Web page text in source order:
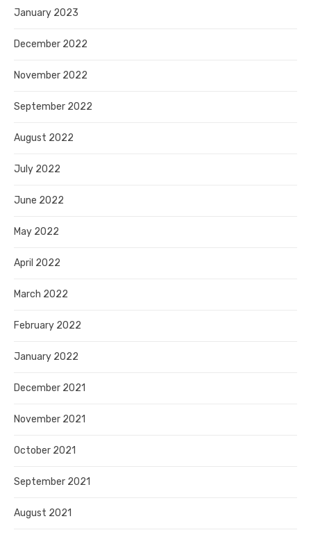
January 2023
December 2022
November 2022
September 2022
August 2022
July 2022
June 2022
May 2022
April 2022
March 2022
February 2022
January 2022
December 2021
November 2021
October 2021
September 2021
August 2021